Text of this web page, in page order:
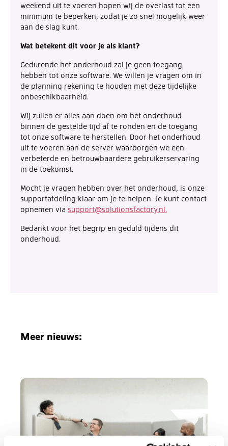
weekend uit te voeren hopen wij de overlast tot een
minimum te beperken, zodat je zo snel mogelijk weer
aan de slag kunt.
Wat betekent dit voor je als klant?
Gedurende het onderhoud zal je geen toegang
hebben tot onze software. We willen je vragen om in
de planning rekening te houden met deze tijdelijke
onbeschikbaarheid.
Wij zullen er alles aan doen om het onderhoud
binnen de gestelde tijd af te ronden en de toegang
tot onze software te herstellen. Door het onderhoud
uit te voeren aan de server waarborgen we een
verbeterde en betrouwbaardere gebruikerservaring
in de toekomst.
Mocht je vragen hebben over het onderhoud, is onze
supportafdeling klaar om je te helpen. Je kunt contact
opnemen via support@solutionsfactory.nl.
Bedankt voor het begrip en geduld tijdens dit
onderhoud.
Meer nieuws: